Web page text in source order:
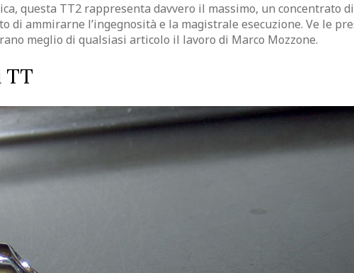
questa TT2 rappresenta davvero il massimo, un concentrato
di ammirarne l’ingegnosità e la magistrale esecuzione. Ve le
meglio di qualsiasi articolo il lavoro di Marco Mozzone.
TT